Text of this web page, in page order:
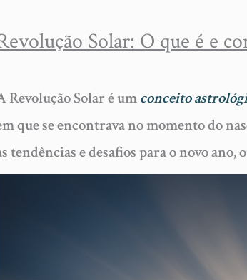
Solar: O que é e
Revolução Solar é umconceito
que se encontrava no momento do
tendências e desafios para o novo ano,